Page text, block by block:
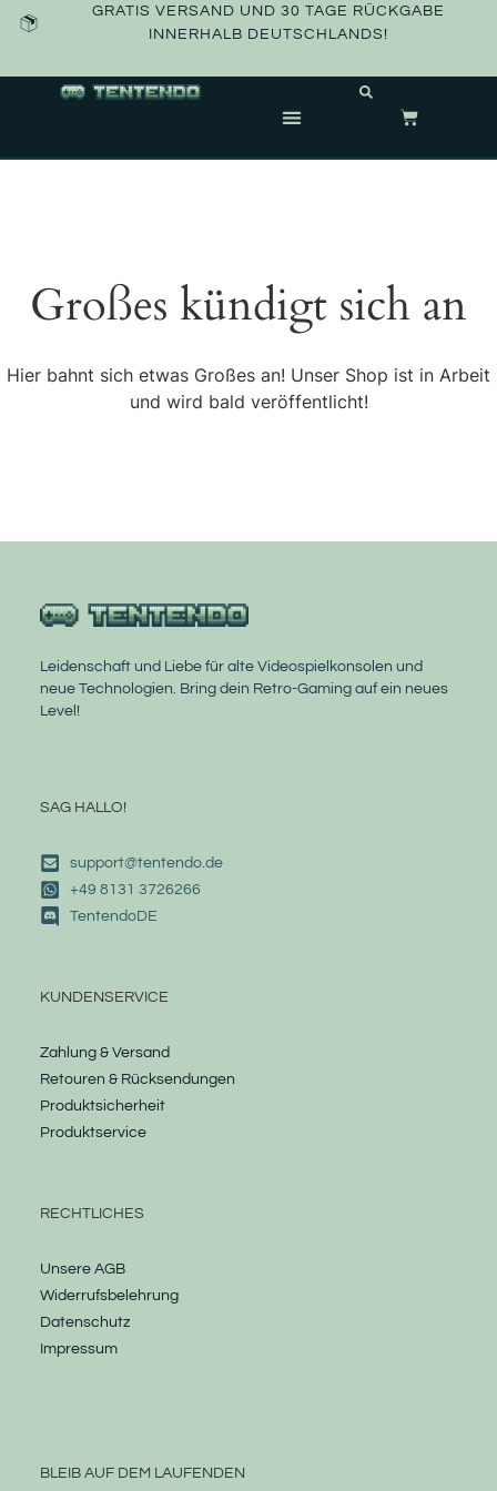
GRATIS VERSAND UND 30 TAGE RÜCKGABE
INNERHALB DEUTSCHLANDS!
Großes kündigt sich an
Hier bahnt sich etwas Großes an! Unser Shop ist in Arbeit
und wird bald veröffentlicht!
Leidenschaft und Liebe für alte Videospielkonsolen und
neue Technologien. Bring dein Retro-Gaming auf ein neues
Level!
SAG HALLO!
support@tentendo.de
+49 8131 3726266
TentendoDE
KUNDENSERVICE
Zahlung & Versand
Retouren & Rücksendungen
Produktsicherheit
Produktservice
RECHTLICHES
Unsere AGB
Widerrufsbelehrung
Datenschutz
Impressum
BLEIB AUF DEM LAUFENDEN